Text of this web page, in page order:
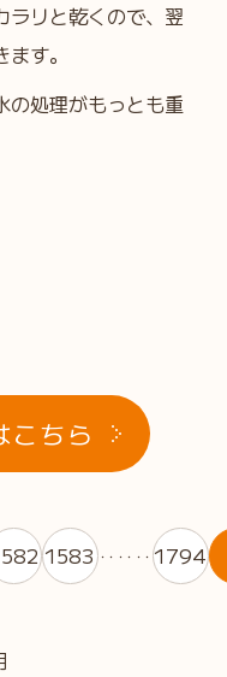
ラリと乾くので、翌
す。
の処理がもっとも重
こちら
1583 ・・・・・・ 1794